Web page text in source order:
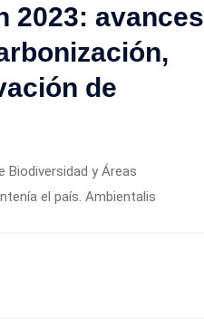
2023: avances
de
Biodiversidad y Áreas
el país. Ambientalis